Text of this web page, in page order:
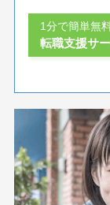
1分で簡単無
転職支援サ